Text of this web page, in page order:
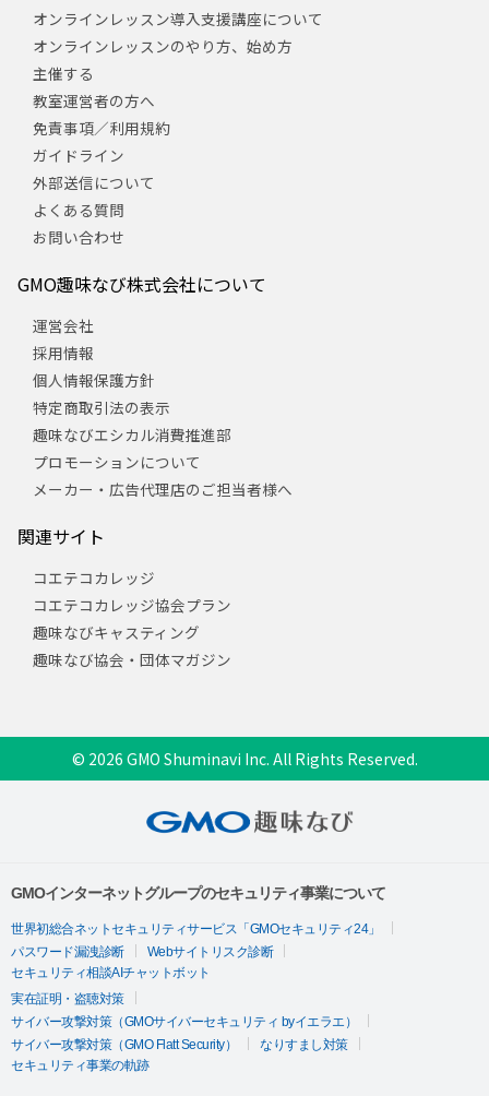
オンラインレッスン導入支援講座について
オンラインレッスンのやり方、始め方
主催する
教室運営者の方へ
免責事項／利用規約
ガイドライン
外部送信について
よくある質問
お問い合わせ
GMO趣味なび株式会社について
運営会社
採用情報
個人情報保護方針
特定商取引法の表示
趣味なびエシカル消費推進部
プロモーションについて
メーカー・広告代理店のご担当者様へ
関連サイト
コエテコカレッジ
コエテコカレッジ協会プラン
趣味なびキャスティング
趣味なび協会・団体マガジン
© 2026 GMO Shuminavi Inc. All Rights Reserved.